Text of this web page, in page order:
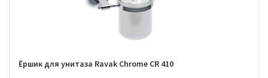
Ёршик для унитаза Ravak Chrome CR 410